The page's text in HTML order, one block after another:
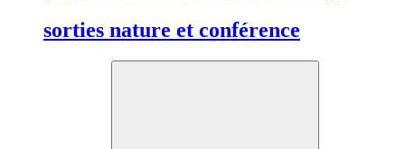
sorties nature et conférence